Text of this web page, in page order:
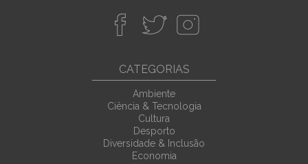
CATEGORIAS
Ambiente
Ciência & Tecnologia
Cultura
Desporto
Diversidade & Inclusão
Economia